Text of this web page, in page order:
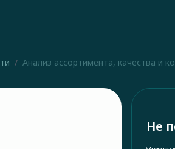
Анализ ассортимента, качества и
Не